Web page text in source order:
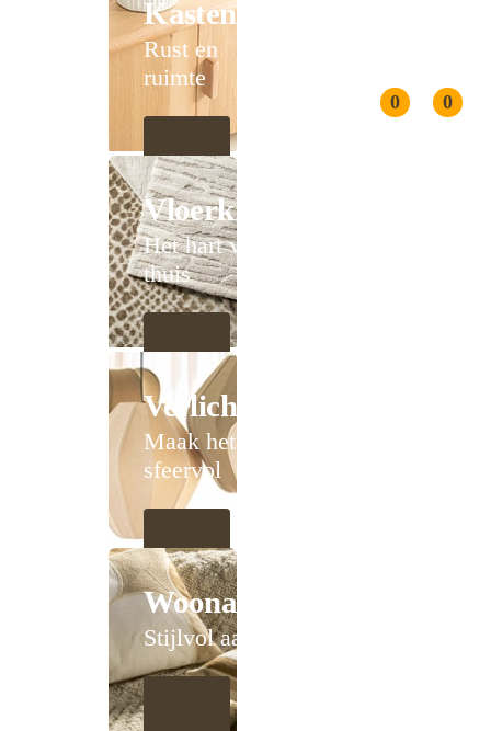
0 0
Kasten
Rust en
ruimte
Vloerkleden
Het hart van
thuis
Verlichting
Maak het
sfeervol
Woonaccessoires
Stijlvol aanschuiven